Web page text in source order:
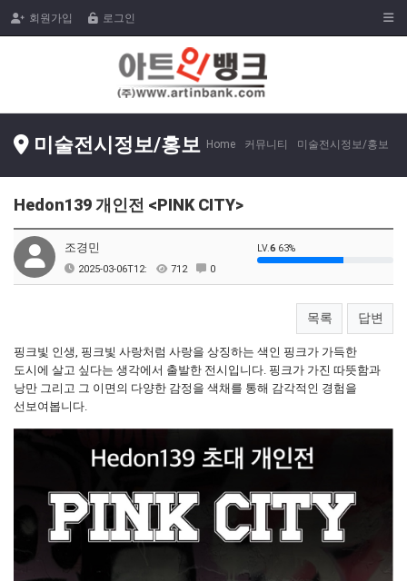
회원가입 로그인
미술전시정보/홍보 Home 커뮤니티 미술전시정보/홍보
Hedon139 개인전 <PINK CITY>
조경민
2025-03-06T12: 712 0
LV.6 63%
목록 답변
핑크빛 인생, 핑크빛 사랑처럼 사랑을 상징하는 색인 핑크가 가득한
도시에 살고 싶다는 생각에서 출발한 전시입니다. 핑크가 가진 따뜻함과
낭만 그리고 그 이면의 다양한 감정을 색채를 통해 감각적인 경험을
선보여봅니다.